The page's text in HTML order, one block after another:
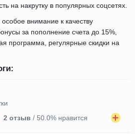
на накрутку в популярных соцсетях.
внимание к качеству
за пополнение счета до 15%,
программа, регулярные скидки на
2 отзыв / 50.0% нравится